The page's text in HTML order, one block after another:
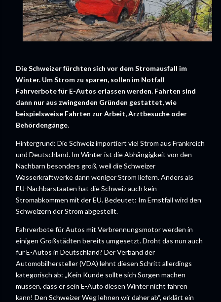
Die Schweizer fürchten sich vor dem Stromausfall im
Winter. Um Strom zu sparen, sollen im Notfall
Fahrverbote für E-Autos erlassen werden. Fahrten sind
dann nur aus zwingenden Gründen gestattet, wie
beispielsweise Fahrten zur Arbeit, Arztbesuche oder
Behördengänge.
Hintergrund: Die Schweiz importiert viel Strom aus Frankreich
und Deutschland. Im Winter ist die Abhängigkeit von den
Nachbarn besonders groß, weil die Schweizer
Wasserkraftwerke dann weniger Strom liefern. Anders als
EU-Nachbarstaaten hat die Schweiz auch kein
Stromabkommen mit der EU. Bedeutet: Im Ernstfall wird den
Schweizern der Strom abgestellt.
Fahrverbote für Autos mit Verbrennungsmotor werden in
einigen Großstädten bereits umgesetzt. Droht das nun auch
für E-Autos in Deutschland? Der Verband der
Automobilhersteller (VDA) lehnt diesen Schritt allerdings
kategorisch ab: „Kein Kunde sollte sich Sorgen machen
müssen, dass er sein E-Auto diesen Winter nicht fahren
kann! Den Schweizer Weg lehnen wir daher ab“, erklärt ein